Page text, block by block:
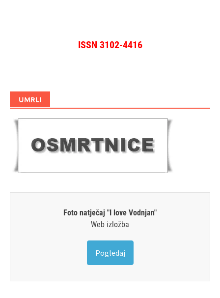
ISSN 3102-4416
UMRLI
Foto natječaj "I love Vodnjan"
Web izložba
Pogledaj